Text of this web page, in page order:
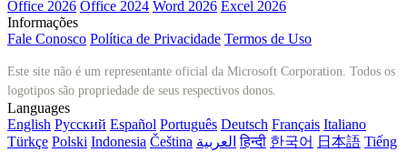
Office 2026 Office 2024 Word 2026 Excel 2026
Informações
Fale Conosco Política de Privacidade Termos de Uso
Este site não é um representante oficial da Microsoft Corporation. Todos os
logotipos são propriedade de seus respectivos donos.
Languages
English Русский Español Português Deutsch Français Italiano
Türkçe Polski Indonesia Čeština العربية हिन्दी 한국어 日本語 Tiếng